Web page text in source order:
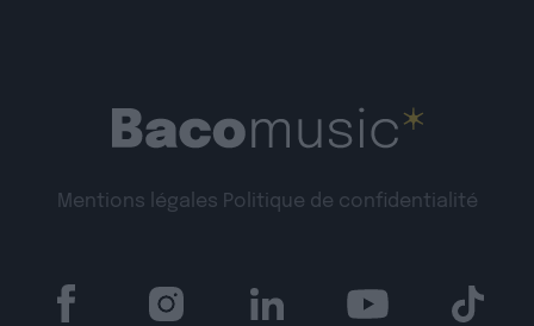
Mentions légales Politique de confidentialité